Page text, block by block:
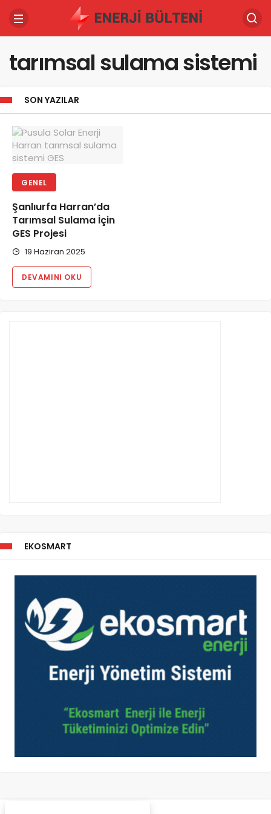
tarımsal sulama sistemi
SON YAZILAR
GENEL
Şanlıurfa Harran’da
Tarımsal Sulama İçin
GES Projesi
19 Haziran 2025
DEVAMINI OKU
EKOSMART